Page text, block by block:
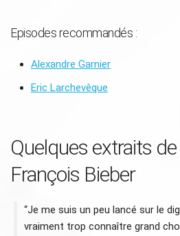
Episodes recommandés :
Alexandre Garnier
Eric Larchevêque
Quelques extraits
François Bieber
“Je me suis un peu lancé sur le
vraiment trop connaître grand